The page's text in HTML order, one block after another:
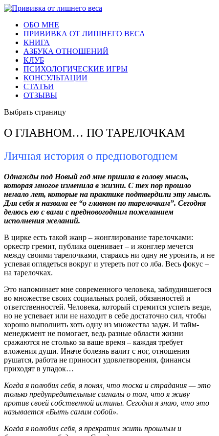
ОБО МНЕ
ПРИВИВКА ОТ ЛИШНЕГО ВЕСА
КНИГА
АЗБУКА ОТНОШЕНИЙ
КЛУБ
ПСИХОЛОГИЧЕСКИЕ ИГРЫ
КОНСУЛЬТАЦИИ
СТАТЬИ
ОТЗЫВЫ
Выбрать страницу
О ГЛАВНОМ… ПО ТАРЕЛОЧКАМ
Личная история о предновогоднем
Однажды под Новый год мне пришла в голову мысль,
которая многое изменила в жизни. С тех пор прошло
немало лет, которые на практике подтвердили эту мысль.
Для себя я назвала ее “о главном по тарелочкам”. Сегодня
делюсь ею с вами с предновогодним пожеланием
исполнения желаний.
В цирке есть такой жанр – жонглирование тарелочками:
оркестр гремит, публика оценивает – и жонглер мечется
между своими тарелочками, стараясь ни одну не уронить, и не
успевая оглядеться вокруг и утереть пот со лба. Весь фокус –
на тарелочках.
Это напоминает мне современного человека, заблудившегося
во множестве своих социальных ролей, обязанностей и
ответственностей. Человека, который стремится успеть везде,
но не успевает или не находит в себе достаточно сил, чтобы
хорошо выполнить хоть одну из множества задач. И тайм-
менеджмент не помогает, ведь разные области жизни
сражаются не столько за ваше время – каждая требует
вложения души. Иначе болезнь валит с ног, отношения
рушатся, работа не приносит удовлетворения, финансы
приходят в упадок…
Когда я полюбил себя, я понял, что тоска и страдания — это
только предупредительные сигналы о том, что я живу
против своей собственной истины. Сегодня я знаю, что это
называется «Быть самим собой».
Когда я полюбил себя, я прекратил жить прошлым и